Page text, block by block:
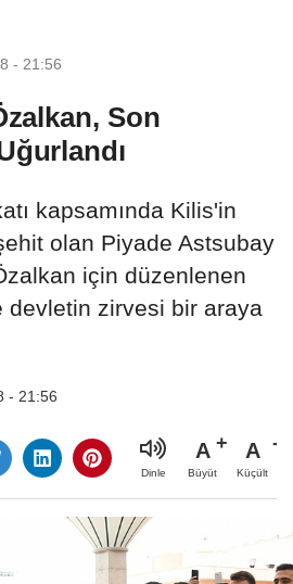
- 21:56
Son
kapsamında Kilis'in
olan Piyade Astsubay
için düzenlenen
devletin zirvesi bir araya
- 21:56
Dinle
A
Büyüt
A
Küçült